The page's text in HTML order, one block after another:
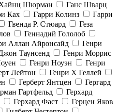
Хайнц Шюрман
Ганс Шварц
Ках Гарри Колинз
Гарри
Гвенда Р. Стюард
Геза
Геннадий Гололоб
Аллан Айронсайд
Генри
Таунсенд
Генри Моррис
Генри Ноуэн
Генри
Лейтон
Генри Х Геллей
Герберт Янтцен
Гергард
Гартфельд
Герхард
Герхард Фаст
Герцен Яков